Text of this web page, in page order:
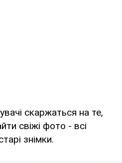
скаржаться на те,
свіжі фото - всі
знімки.